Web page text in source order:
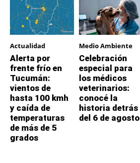
Actualidad
Alerta por
frente frío en
Tucumán:
vientos de
hasta 100 kmh
y caída de
temperaturas
de más de 5
grados
Medio Ambiente
Celebración
especial para
los médicos
veterinarios:
conocé la
historia detrás
del 6 de agosto